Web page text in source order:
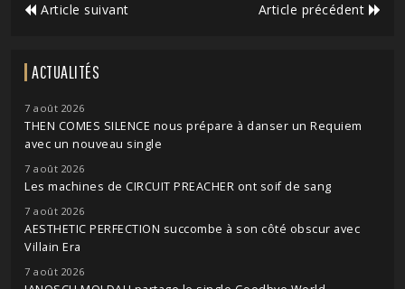
Article suivant Article précédent
ACTUALITÉS
7 août 2026
THEN COMES SILENCE nous prépare à danser un Requiem
avec un nouveau single
7 août 2026
Les machines de CIRCUIT PREACHER ont soif de sang
7 août 2026
AESTHETIC PERFECTION succombe à son côté obscur avec
Villain Era
7 août 2026